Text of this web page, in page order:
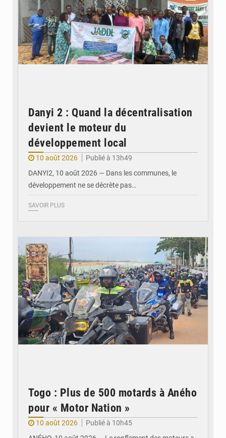
Danyi 2 : Quand la décentralisation
devient le moteur du
développement local
10 août 2026
Publié à 13h49
DANYI2, 10 août 2026 — Dans les communes, le
développement ne se décrète pas…
SAVOIR PLUS
Togo : Plus de 500 motards à Aného
pour « Motor Nation »
10 août 2026
Publié à 10h45